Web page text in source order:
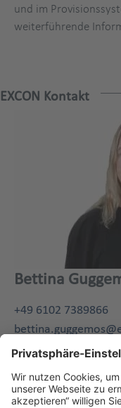
und im
weiterführende
EXCON Kontakt
Bettina
+49 6102 7389866
Verwandte